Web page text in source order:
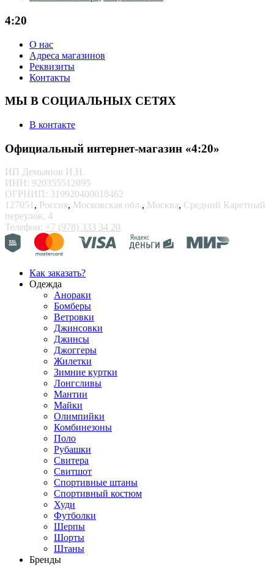
4:20
О нас
Адреса магазинов
Реквизиты
Контакты
МЫ В СОЦИАЛЬНЫХ СЕТЯХ
В контакте
Официальный интернет-магазин «4:20»
ИП Демьянов И.Н.
ИНН: 920355512895
ОГРНИП: 319920400018462
127051 , Россия, Московская обл., Москва, Средний Каретный
переулок, 4
Телефон: +7 (978) 333 34 20
Как заказать?
Одежда
Анораки
Бомберы
Ветровки
Джинсовки
Джинсы
Джоггеры
Жилетки
Зимние куртки
Лонгсливы
Мантии
Майки
Олимпийки
Комбинезоны
Поло
Рубашки
Свитера
Свитшот
Спортивные штаны
Спортивный костюм
Худи
Футболки
Шерпы
Шорты
Штаны
Бренды